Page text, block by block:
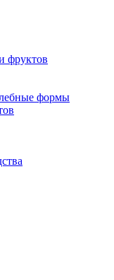
фруктов
формы